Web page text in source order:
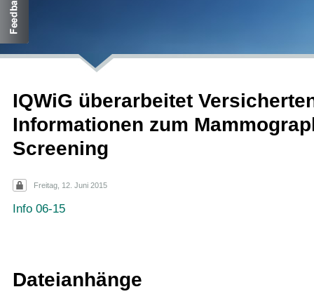
IQWiG überarbeitet
Informationen zum
Screening
Freitag, 12. Juni 2015
Info 06-15
Dateianhänge